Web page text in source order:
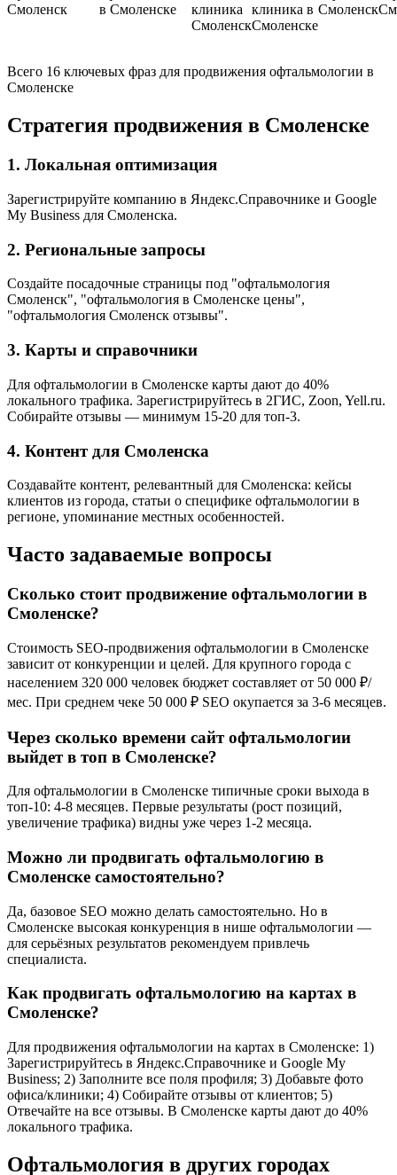
Смоленск
в Смоленске
клиника
Смоленск
клиника в
Смоленске
Смоленск
Всего 16 ключевых фраз для продвижения офтальмологии в
Смоленске
Стратегия продвижения в Смоленске
1. Локальная оптимизация
Зарегистрируйте компанию в Яндекс.Справочнике и Google
My Business для Смоленска.
2. Региональные запросы
Создайте посадочные страницы под "офтальмология
Смоленск", "офтальмология в Смоленске цены",
"офтальмология Смоленск отзывы".
3. Карты и справочники
Для офтальмологии в Смоленске карты дают до 40%
локального трафика. Зарегистрируйтесь в 2ГИС, Zoon, Yell.ru.
Собирайте отзывы — минимум 15-20 для топ-3.
4. Контент для Смоленска
Создавайте контент, релевантный для Смоленска: кейсы
клиентов из города, статьи о специфике офтальмологии в
регионе, упоминание местных особенностей.
Часто задаваемые вопросы
Сколько стоит продвижение офтальмологии в
Смоленске?
Стоимость SEO-продвижения офтальмологии в Смоленске
зависит от конкуренции и целей. Для крупного города с
населением 320 000 человек бюджет составляет от 50 000 ₽/
мес. При среднем чеке 50 000 ₽ SEO окупается за 3-6 месяцев.
Через сколько времени сайт офтальмологии
выйдет в топ в Смоленске?
Для офтальмологии в Смоленске типичные сроки выхода в
топ-10: 4-8 месяцев. Первые результаты (рост позиций,
увеличение трафика) видны уже через 1-2 месяца.
Можно ли продвигать офтальмологию в
Смоленске самостоятельно?
Да, базовое SEO можно делать самостоятельно. Но в
Смоленске высокая конкуренция в нише офтальмологии —
для серьёзных результатов рекомендуем привлечь
специалиста.
Как продвигать офтальмологию на картах в
Смоленске?
Для продвижения офтальмологии на картах в Смоленске: 1)
Зарегистрируйтесь в Яндекс.Справочнике и Google My
Business; 2) Заполните все поля профиля; 3) Добавьте фото
офиса/клиники; 4) Собирайте отзывы от клиентов; 5)
Отвечайте на все отзывы. В Смоленске карты дают до 40%
локального трафика.
Офтальмология в других городах